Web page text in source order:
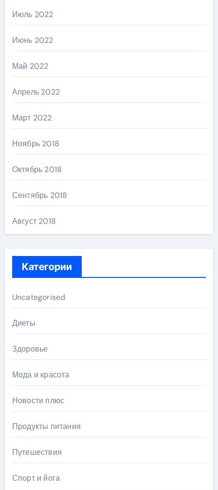
Июль 2022
Июнь 2022
Май 2022
Апрель 2022
Март 2022
Ноябрь 2018
Октябрь 2018
Сентябрь 2018
Август 2018
Категории
Uncategorised
Диеты
Здоровье
Мода и красота
Новости плюс
Продукты питания
Путешествия
Спорт и йога